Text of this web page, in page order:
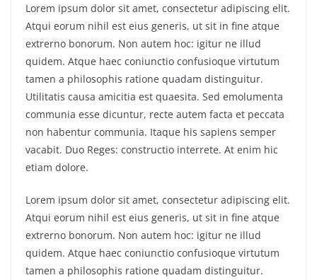
Lorem ipsum dolor sit amet, consectetur adipiscing elit.
Atqui eorum nihil est eius generis, ut sit in fine atque
extrerno bonorum. Non autem hoc: igitur ne illud
quidem. Atque haec coniunctio confusioque virtutum
tamen a philosophis ratione quadam distinguitur.
Utilitatis causa amicitia est quaesita. Sed emolumenta
communia esse dicuntur, recte autem facta et peccata
non habentur communia. Itaque his sapiens semper
vacabit. Duo Reges: constructio interrete. At enim hic
etiam dolore.
Lorem ipsum dolor sit amet, consectetur adipiscing elit.
Atqui eorum nihil est eius generis, ut sit in fine atque
extrerno bonorum. Non autem hoc: igitur ne illud
quidem. Atque haec coniunctio confusioque virtutum
tamen a philosophis ratione quadam distinguitur.